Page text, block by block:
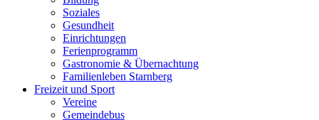
Soziales
Gesundheit
Einrichtungen
Ferienprogramm
Gastronomie & Übernachtung
Familienleben Starnberg
Freizeit und Sport
Vereine
Gemeindebus